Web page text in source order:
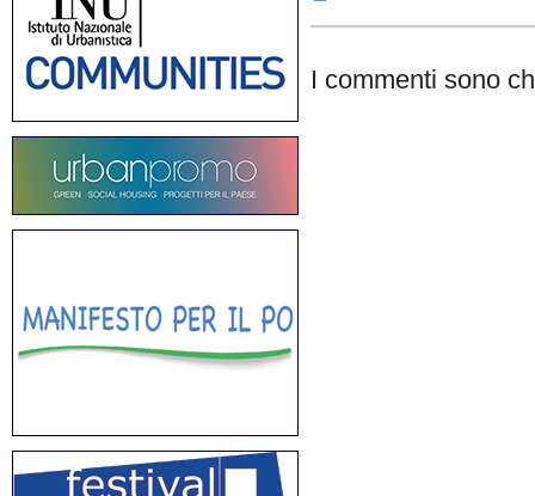
I commenti sono